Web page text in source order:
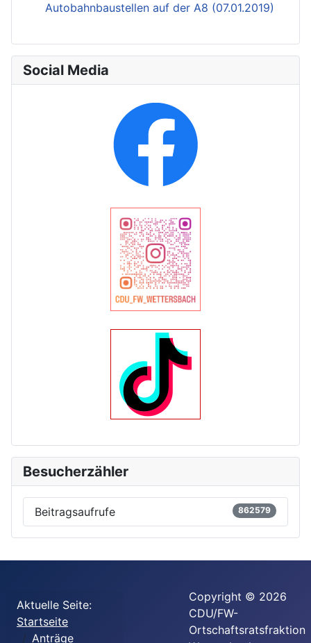
Autobahnbaustellen auf der A8 (07.01.2019)
Social Media
Besucherzähler
Beitragsaufrufe 862579
Aktuelle Seite:
Startseite
Anträge
Copyright © 2026
CDU/FW-
Ortschaftsratsfraktion